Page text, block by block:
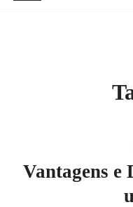
Vantagens e